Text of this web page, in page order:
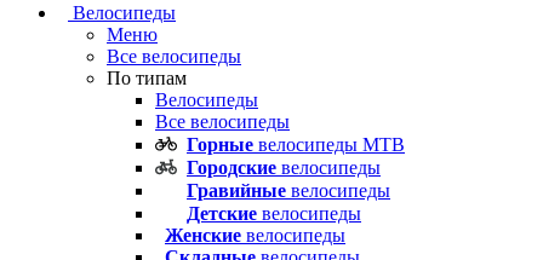
Велосипеды
Меню
Все велосипеды
По типам
Велосипеды
Все велосипеды
Горные велосипеды MTB
Городские велосипеды
Гравийные велосипеды
Детские велосипеды
Женские велосипеды